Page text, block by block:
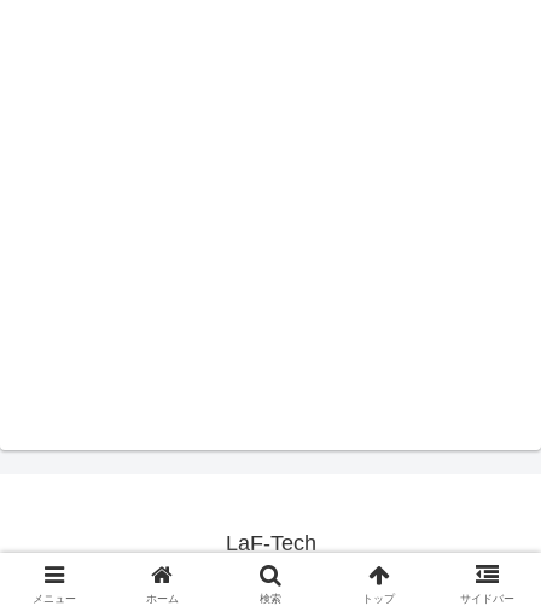
LaF-Tech
Copyright © 2018-2026 LaF-Tech All Rights Reserved.
メニュー ホーム 検索 トップ サイドバー